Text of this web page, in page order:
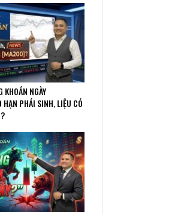
KHOÁN NGÀY
PHÁI SINH, LIỆU CÓ